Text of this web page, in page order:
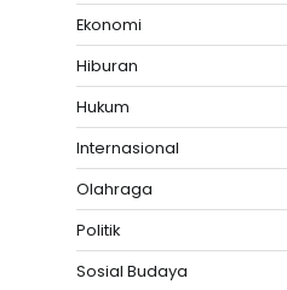
Ekonomi
Hiburan
Hukum
Internasional
Olahraga
Politik
Sosial Budaya